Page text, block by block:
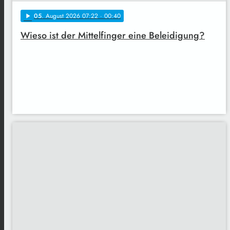
play_arrow 05. August 2026 07:22 · 00:40
Wieso ist der Mittelfinger eine Beleidigung?